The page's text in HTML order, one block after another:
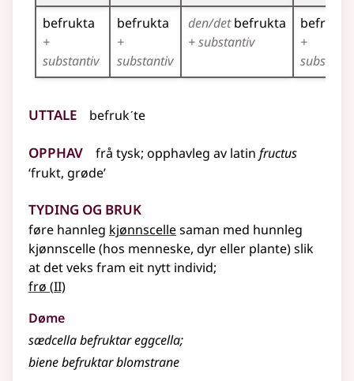
befrukta
+
substantiv
befrukta
+
substantiv
den/detbefrukta
+ substantiv
befrukta
+
Uttale befrukˊte
Opphav frå tysk; opphavleg av latin fructus
‘frukt, grøde’
Tyding og bruk
føre hannleg kjønnscellesaman med hunnleg
kjønnscelle (hos menneske, dyr eller plante) slik
at det veks fram eit nytt individ;
frø (2
II)
Døme
sædcella befruktar eggcella;
biene befruktar blomstrane